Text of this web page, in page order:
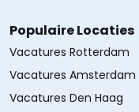
Populaire Locaties
Vacatures Rotterdam
Vacatures Amsterdam
Vacatures Den Haag